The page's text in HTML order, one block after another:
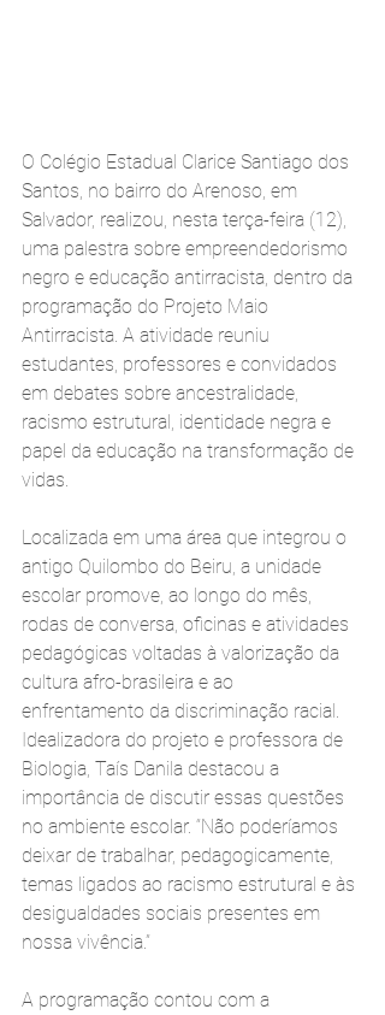
O Colégio Estadual Clarice Santiago dos
Santos, no bairro do Arenoso, em
Salvador, realizou, nesta terça-feira (12),
uma palestra sobre empreendedorismo
negro e educação antirracista, dentro da
programação do Projeto Maio
Antirracista. A atividade reuniu
estudantes, professores e convidados
em debates sobre ancestralidade,
racismo estrutural, identidade negra e
papel da educação na transformação de
vidas.
Localizada em uma área que integrou o
antigo Quilombo do Beiru, a unidade
escolar promove, ao longo do mês,
rodas de conversa, oficinas e atividades
pedagógicas voltadas à valorização da
cultura afro-brasileira e ao
enfrentamento da discriminação racial.
Idealizadora do projeto e professora de
Biologia, Taís Danila destacou a
importância de discutir essas questões
no ambiente escolar. “Não poderíamos
deixar de trabalhar, pedagogicamente,
temas ligados ao racismo estrutural e às
desigualdades sociais presentes em
nossa vivência.”
A programação contou com a